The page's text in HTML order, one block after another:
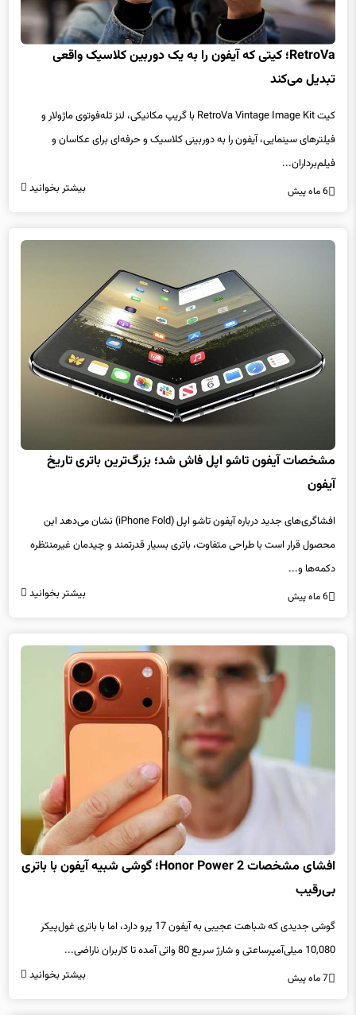
RetroVa؛ کیتی که آیفون را به یک دوربین کلاسیک واقعی
تبدیل می‌کند
کیت RetroVa Vintage Image Kit با گریپ مکانیکی، لنز تله‌فوتوی ماژولار و
فیلترهای سینمایی، آیفون را به دوربینی کلاسیک و حرفه‌ای برای عکاسان و
فیلم‌برداران...
6 ماه پیش بیشتر بخوانید
مشخصات آیفون تاشو اپل فاش شد؛ بزرگ‌ترین باتری تاریخ
آیفون
افشاگری‌های جدید درباره آیفون تاشو اپل (iPhone Fold) نشان می‌دهد این
محصول قرار است با طراحی متفاوت، باتری بسیار قدرتمند و چیدمان غیرمنتظره
دکمه‌ها و...
6 ماه پیش بیشتر بخوانید
افشای مشخصات Honor Power 2؛ گوشی شبیه آیفون با باتری
بی‌رقیب
گوشی جدیدی که شباهت عجیبی به آیفون 17 پرو دارد، اما با باتری غول‌پیکر
10,080 میلی‌آمپرساعتی و شارژ سریع 80 واتی آمده تا کاربران ناراضی...
7 ماه پیش بیشتر بخوانید